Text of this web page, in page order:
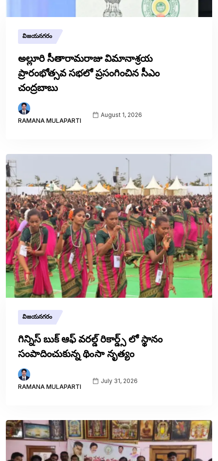
విజయనగరం
అల్లూరి సీతారామరాజు విమానాశ్రయ
ప్రారంభోత్సవ సభలో ప్రసంగించిన సీఎం
చంద్రబాబు
RAMANA MULAPARTI
August 1, 2026
విజయనగరం
గిన్నిస్ బుక్ ఆఫ్ వరల్డ్ రికార్డ్స్ లో స్థానం
సంపాదించుకున్న థిoసా నృత్యం
RAMANA MULAPARTI
July 31, 2026